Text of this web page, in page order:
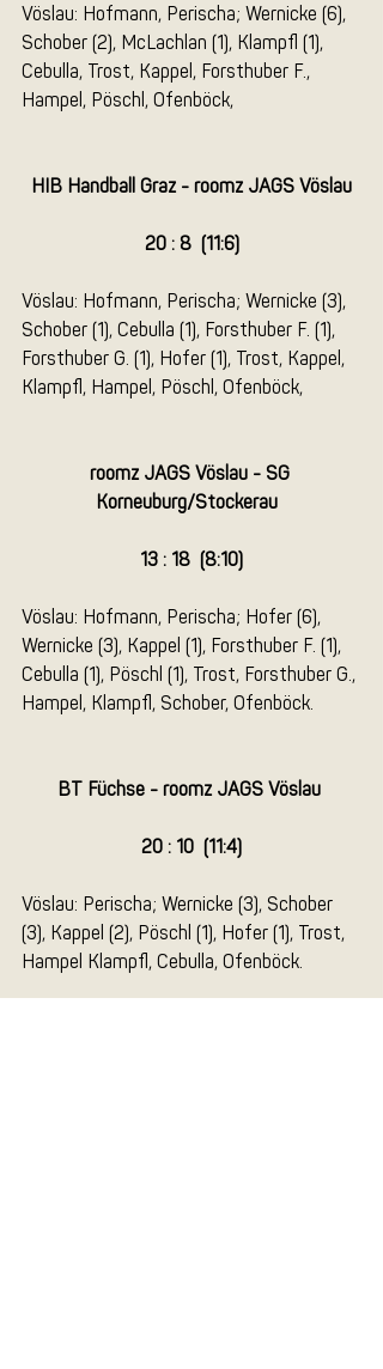
Vöslau: Hofmann, Perischa; Wernicke (6),
Schober (2), McLachlan (1), Klampfl (1),
Cebulla, Trost, Kappel, Forsthuber F.,
Hampel, Pöschl, Ofenböck,
HIB Handball Graz - roomz JAGS Vöslau
20 : 8  (11:6)
Vöslau: Hofmann, Perischa; Wernicke (3),
Schober (1), Cebulla (1), Forsthuber F. (1),
Forsthuber G. (1), Hofer (1), Trost, Kappel,
Klampfl, Hampel, Pöschl, Ofenböck,
roomz JAGS Vöslau - SG
Korneuburg/Stockerau
13 : 18  (8:10)
Vöslau: Hofmann, Perischa; Hofer (6),
Wernicke (3), Kappel (1), Forsthuber F. (1),
Cebulla (1), Pöschl (1), Trost, Forsthuber G.,
Hampel, Klampfl, Schober, Ofenböck.
BT Füchse - roomz JAGS Vöslau
20 : 10  (11:4)
Vöslau: Perischa; Wernicke (3), Schober
(3), Kappel (2), Pöschl (1), Hofer (1), Trost,
Hampel Klampfl, Cebulla, Ofenböck.